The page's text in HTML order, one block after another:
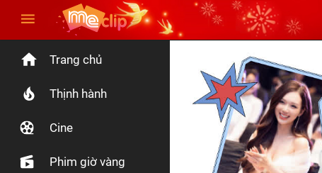
Trang chủ
Thịnh hành
Cine
Phim giờ vàng